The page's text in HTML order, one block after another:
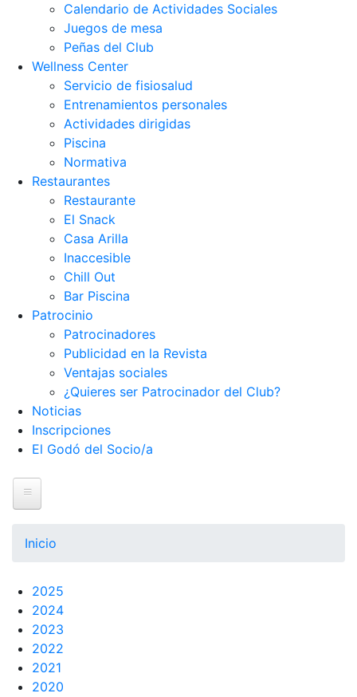
Calendario de Actividades Sociales
Juegos de mesa
Peñas del Club
Wellness Center
Servicio de fisiosalud
Entrenamientos personales
Actividades dirigidas
Piscina
Normativa
Restaurantes
Restaurante
El Snack
Casa Arilla
Inaccesible
Chill Out
Bar Piscina
Patrocinio
Patrocinadores
Publicidad en la Revista
Ventajas sociales
¿Quieres ser Patrocinador del Club?
Noticias
Inscripciones
El Godó del Socio/a
Historia
Nuestra
historia
Cronología
Presidentes
Inicio
2025
2024
2023
2022
2021
2020